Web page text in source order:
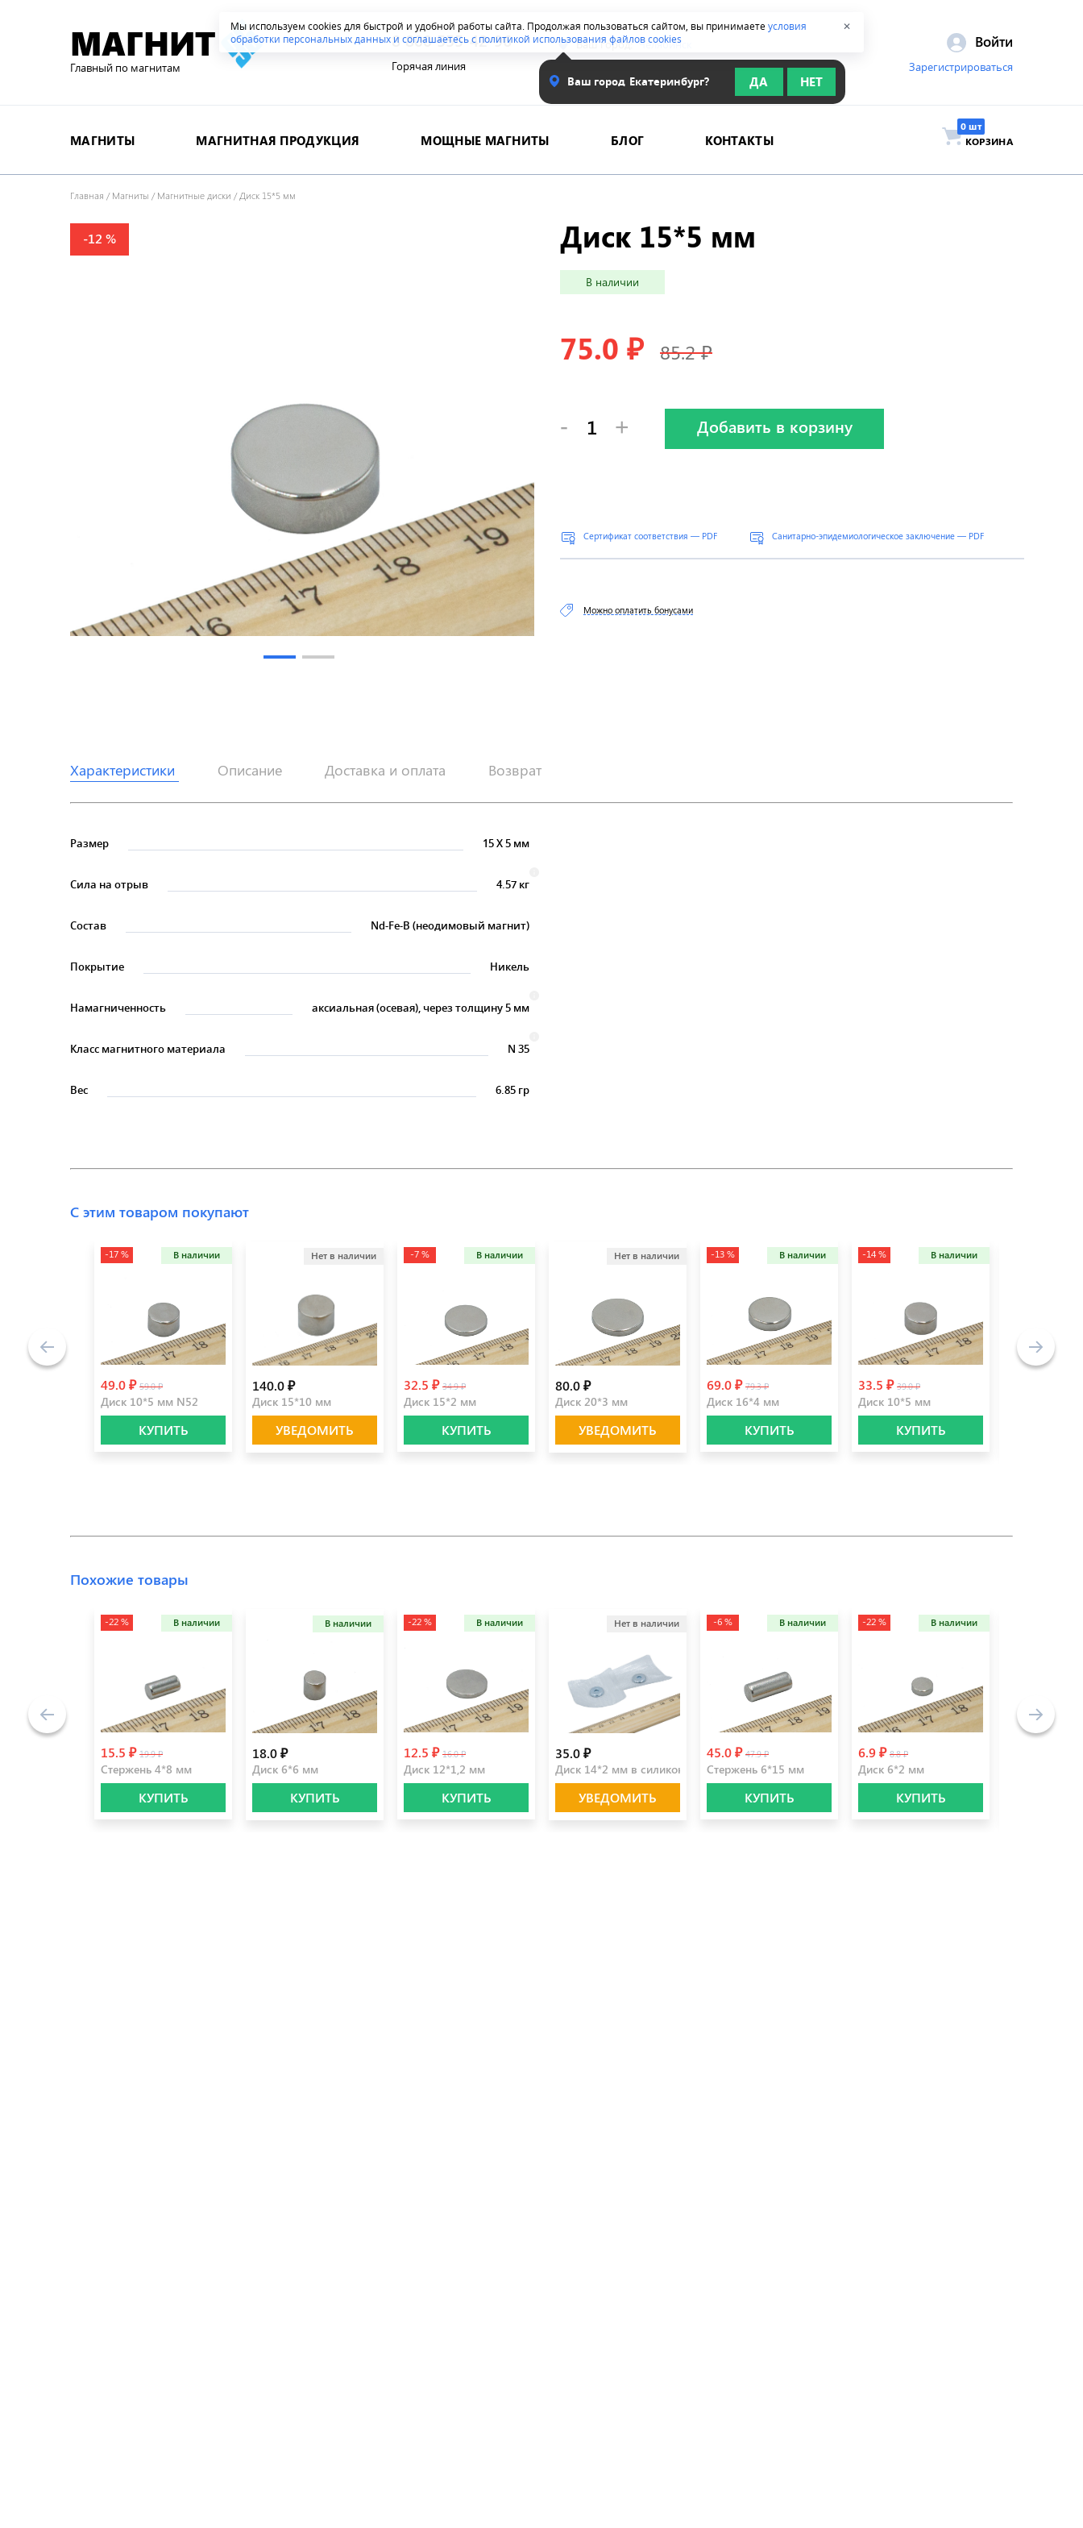
Мы используем cookies для быстрой и удобной работы сайта. Продолжая пользоваться сайтом, вы принимаетеусловия
обработки персональных данных и соглашаетесь с политикой использования файлов cookies
✕
МАГНИТ
Главный по магнитам
8 800 555-42-96
Горячая линия
Ваш город: Челябинск
Ваш город Екатеринбург? ДА НЕТ
Войти
Зарегистрироваться
МАГНИТЫ МАГНИТНАЯ ПРОДУКЦИЯ МОЩНЫЕ МАГНИТЫ БЛОГ КОНТАКТЫ КОРЗИНА
Главная /Магниты /Магнитные диски /Диск 15*5 мм
-12 % Диск 15*5 мм
В наличии
75.0 ₽ 85.2 ₽
- + Добавить в корзину
Сертификат соответствия — PDF Санитарно-эпидемиологическое заключение — PDF
Можно оплатить бонусами
Характеристики Описание Доставка и оплата Возврат
Размер 15X5 мм
Сила на отрыв 4.57 кг
Состав Nd-Fe-B (неодимовый магнит)
Покрытие Никель
Намагниченность аксиальная (осевая), через толщину 5 мм
Класс магнитного материала N 35
Вес 6.85 гр
С этим товаром покупают
-17 % В наличии
49.0 ₽ 59.0 ₽
Диск 10*5 мм N52
КУПИТЬ
Нет в наличии
140.0 ₽
Диск 15*10 мм
УВЕДОМИТЬ
-7 % В наличии
32.5 ₽ 34.9 ₽
Диск 15*2 мм
КУПИТЬ
Нет в наличии
80.0 ₽
Диск 20*3 мм
УВЕДОМИТЬ
-13 % В наличии
69.0 ₽ 79.3 ₽
Диск 16*4 мм
КУПИТЬ
-14 % В наличии
33.5 ₽ 39.0 ₽
Диск 10*5 мм
КУПИТЬ
Похожие товары
-22 % В наличии
15.5 ₽ 19.9 ₽
Стержень 4*8 мм
КУПИТЬ
В наличии
18.0 ₽
Диск 6*6 мм
КУПИТЬ
-22 % В наличии
12.5 ₽ 16.0 ₽
Диск 12*1,2 мм
КУПИТЬ
Нет в наличии
35.0 ₽
Диск 14*2 мм в силиконе (пара)
УВЕДОМИТЬ
-6 % В наличии
45.0 ₽ 47.9 ₽
Стержень 6*15 мм
КУПИТЬ
-22 % В наличии
6.9 ₽ 8.8 ₽
Диск 6*2 мм
КУПИТЬ